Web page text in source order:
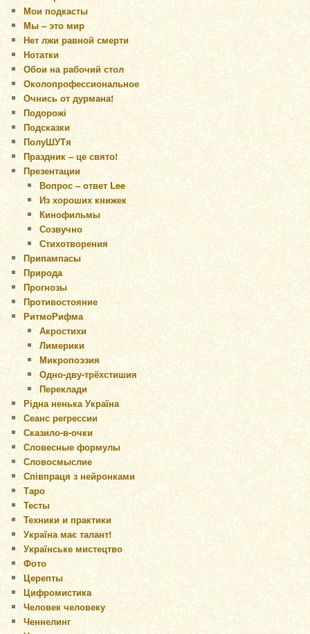
Мои подкасты
Мы – это мир
Нет лжи равной смерти
Нотатки
Обои на рабочий стол
Околопрофессиональное
Очнись от дурмана!
Подорожі
Подсказки
ПолуШУТя
Праздник – це свято!
Презентации
Вопрос – ответ Lee
Из хороших книжек
Кинофильмы
Созвучно
Стихотворения
Припампасы
Природа
Прогнозы
Противостояние
РитмоРифма
Акростихи
Лимерики
Микропоэзия
Одно-дву-трёхстишия
Переклади
Рідна ненька Україна
Сеанс регрессии
Сказило-в-очки
Словесные формулы
Словосмыслие
Співпраця з нейронками
Таро
Тесты
Техники и практики
Україна має талант!
Українське мистецтво
Фото
Церепты
Цифромистика
Человек человеку
Ченнелинг